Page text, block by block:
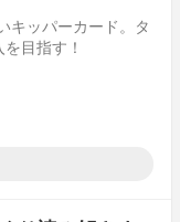
キッパーカード。タ
目指す！